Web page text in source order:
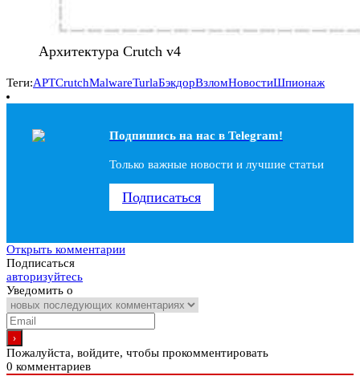
Архитектура Crutch v4
Теги:APTCrutchMalwareTurlaБэкдорВзломНовостиШпионаж
Подпишись на наc в Telegram!
Только важные новости и лучшие статьи
Подписаться
Открыть комментарии
Подписаться
авторизуйтесь
Уведомить о
Пожалуйста, войдите, чтобы прокомментировать
0 комментариев